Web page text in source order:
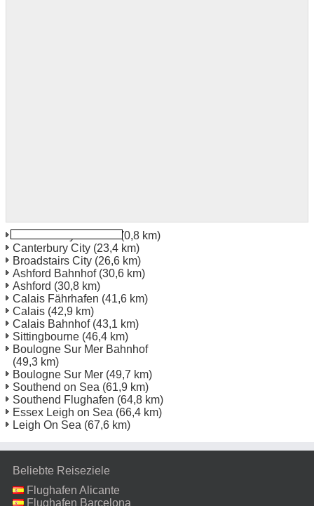
(0,8 km)
Canterbury City (23,4 km)
Broadstairs City (26,6 km)
Ashford Bahnhof(30,6 km)
Ashford (30,8 km)
Calais Fährhafen (41,6 km)
Calais (42,9 km)
Calais Bahnhof(43,1 km)
Sittingbourne (46,4 km)
Boulogne Sur Mer Bahnhof
(49,3 km)
Boulogne Sur Mer (49,7 km)
Southend on Sea (61,9 km)
Southend Flughafen (64,8 km)
Essex Leigh on Sea (66,4 km)
Leigh On Sea (67,6 km)
Beliebte Reiseziele
Flughafen Alicante
Flughafen Barcelona